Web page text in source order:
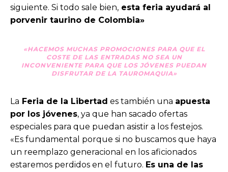
siguiente. Si todo sale bien, esta feria ayudará al
porvenir taurino de Colombia»
«HACEMOS MUCHAS PROMOCIONES PARA QUE EL
COSTE DE LAS ENTRADAS NO SEA UN
INCONVENIENTE PARA QUE LOS JÓVENES PUEDAN
DISFRUTAR DE LA TAUROMAQUIA»
La Feria de la Libertad es también una apuesta
por los jóvenes, ya que han sacado ofertas
especiales para que puedan asistir a los festejos.
«Es fundamental porque si no buscamos que haya
un reemplazo generacional en los aficionados
estaremos perdidos en el futuro. Es una de las